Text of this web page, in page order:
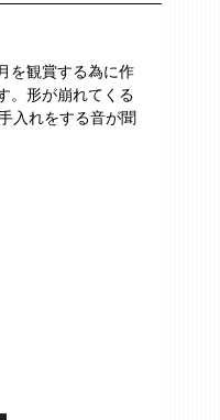
を観賞する為に作
。形が崩れてくる
入れをする音が聞